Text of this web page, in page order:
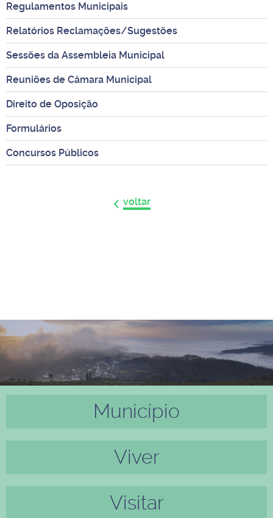
Regulamentos Municipais
Relatórios Reclamações/Sugestões
Sessões da Assembleia Municipal
Reuniões de Câmara Municipal
Direito de Oposição
Formulários
Concursos Públicos
voltar
Município
Viver
Visitar